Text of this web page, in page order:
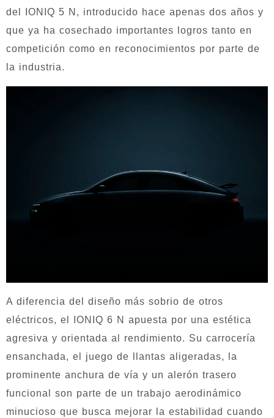
del IONIQ 5 N, introducido hace apenas dos años y
que ya ha cosechado importantes logros tanto en
competición como en reconocimientos por parte de
la industria.
A diferencia del diseño más sobrio de otros
eléctricos, el IONIQ 6 N apuesta por una estética
agresiva y orientada al rendimiento. Su carrocería
ensanchada, el juego de llantas aligeradas, la
prominente anchura de vía y un alerón trasero
funcional son parte de un trabajo aerodinámico
minucioso que busca mejorar la estabilidad cuando